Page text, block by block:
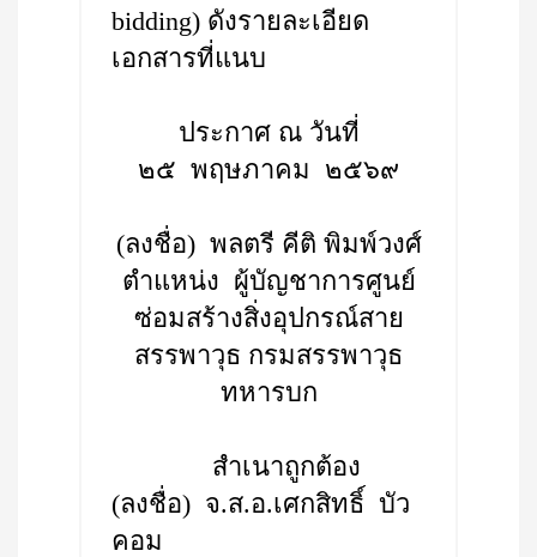
bidding) ดังรายละเอียด
เอกสารที่แนบ
ประกาศ ณ วันที่
๒๕ พฤษภาคม ๒๕๖๙
(ลงชื่อ) พลตรี คีติ พิมพ์วงศ์
ตำแหน่ง ผู้บัญชาการศูนย์
ซ่อมสร้างสิ่งอุปกรณ์สาย
สรรพาวุธ กรมสรรพาวุธ
ทหารบก
สำเนาถูกต้อง
(ลงชื่อ) จ.ส.อ.เศกสิทธิ์ บัว
คอม